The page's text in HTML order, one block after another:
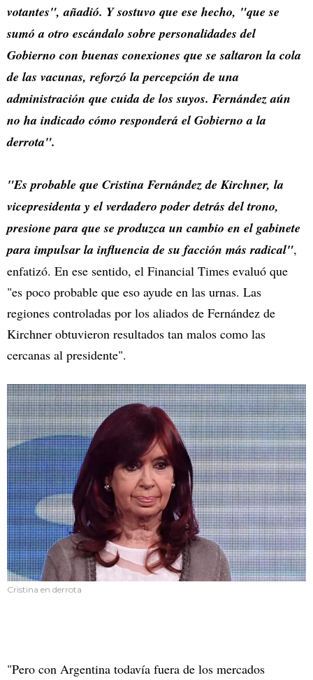
votantes", añadió. Y sostuvo que ese hecho, "que se
sumó a otro escándalo sobre personalidades del
Gobierno con buenas conexiones que se saltaron la cola
de las vacunas, reforzó la percepción de una
administración que cuida de los suyos. Fernández aún
no ha indicado cómo responderá el Gobierno a la
derrota".
"Es probable que Cristina Fernández de Kirchner, la
vicepresidenta y el verdadero poder detrás del trono,
presione para que se produzca un cambio en el gabinete
para impulsar la influencia de su facción más radical",
enfatizó. En ese sentido, el Financial Times evaluó que
"es poco probable que eso ayude en las urnas. Las
regiones controladas por los aliados de Fernández de
Kirchner obtuvieron resultados tan malos como las
cercanas al presidente".
Cristina en derrota
"Pero con Argentina todavía fuera de los mercados